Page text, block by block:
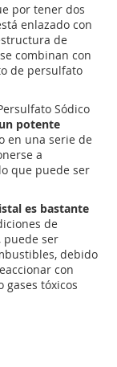
por tener dos
enlazado con
de
combinan con
de persulfato
Sódico
potente
en una serie de
a
que puede ser
es bastante
de
puede ser
debido
con
gases tóxicos